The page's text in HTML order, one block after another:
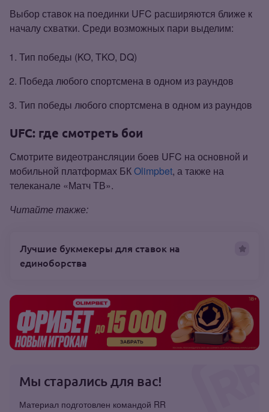
Выбор ставок на поединки UFC расширяются ближе к
началу схватки. Среди возможных пари выделим:
Тип победы (KO, TKO, DQ)
Победа любого спортсмена в одном из раундов
Тип победы любого спортсмена в одном из раундов
UFC: где смотреть бои
Смотрите видеотрансляции боев UFC на основной и
мобильной платформах БКOlimpbet, а также на
телеканале «Матч ТВ».
Читайте также:
Лучшие букмекеры для ставок на
единоборства
Мы старались для вас!
Материал подготовлен командой RR